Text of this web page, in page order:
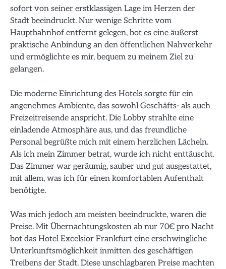
sofort von seiner erstklassigen Lage im Herzen der
Stadt beeindruckt. Nur wenige Schritte vom
Hauptbahnhof entfernt gelegen, bot es eine äußerst
praktische Anbindung an den öffentlichen Nahverkehr
und ermöglichte es mir, bequem zu meinem Ziel zu
gelangen.
Die moderne Einrichtung des Hotels sorgte für ein
angenehmes Ambiente, das sowohl Geschäfts- als auch
Freizeitreisende anspricht. Die Lobby strahlte eine
einladende Atmosphäre aus, und das freundliche
Personal begrüßte mich mit einem herzlichen Lächeln.
Als ich mein Zimmer betrat, wurde ich nicht enttäuscht.
Das Zimmer war geräumig, sauber und gut ausgestattet,
mit allem, was ich für einen komfortablen Aufenthalt
benötigte.
Was mich jedoch am meisten beeindruckte, waren die
Preise. Mit Übernachtungskosten ab nur 70€ pro Nacht
bot das Hotel Excelsior Frankfurt eine erschwingliche
Unterkunftsmöglichkeit inmitten des geschäftigen
Treibens der Stadt. Diese unschlagbaren Preise machten